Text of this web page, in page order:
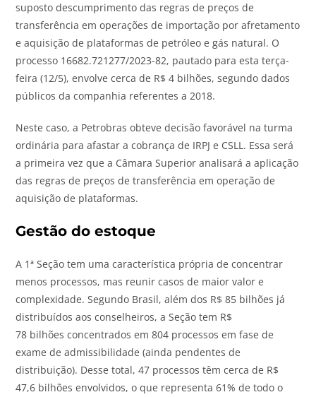
suposto descumprimento das regras de preços de
transferência em operações de importação por afretamento
e aquisição de plataformas de petróleo e gás natural. O
processo 16682.721277/2023-82, pautado para esta terça-
feira (12/5), envolve cerca de R$ 4 bilhões, segundo dados
públicos da companhia referentes a 2018.
Neste caso, a Petrobras obteve decisão favorável na turma
ordinária para afastar a cobrança de IRPJ e CSLL. Essa será
a primeira vez que a Câmara Superior analisará a aplicação
das regras de preços de transferência em operação de
aquisição de plataformas.
Gestão do estoque
A 1ª Seção tem uma característica própria de concentrar
menos processos, mas reunir casos de maior valor e
complexidade. Segundo Brasil, além dos R$85 bilhões já
distribuídos aos conselheiros, aSeção tem R$
78 bilhões concentrados em 804 processos em fase de
exame de admissibilidade (ainda pendentes de
distribuição). Desse total, 47 processos têm cerca de R$
47,6 bilhões envolvidos, o que representa 61% de todo o